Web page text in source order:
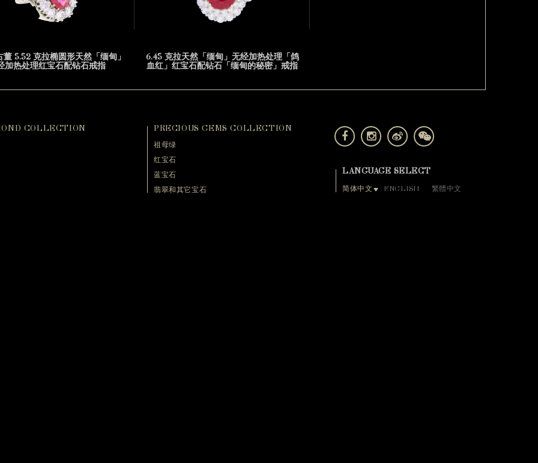
董 5.52 克拉椭圆形天然「缅甸」
加热处理红宝石配钻石戒指
6.45 克拉天然「缅甸」无经加热处理「鸽
血红」红宝石配钻石「缅甸的秘密」戒指
COLLECTION PRECIOUS GEMS COLLECTION
祖母绿
红宝石
蓝宝石
翡翠和其它宝石
LANGUAGE SELECT
简体中文 ENGLISH 繁體中文